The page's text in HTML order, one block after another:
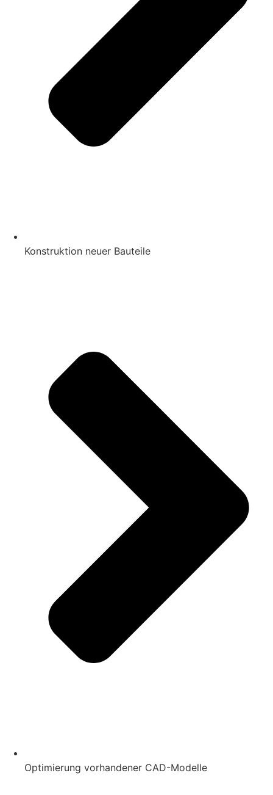
Konstruktion neuer Bauteile
Optimierung vorhandener CAD-Modelle